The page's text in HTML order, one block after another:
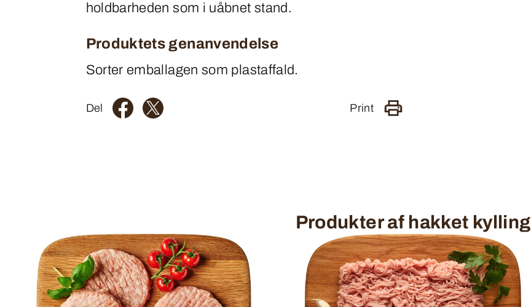
holdbarheden som i uåbnet stand.
Produktets genanvendelse
Sorter emballagen som plastaffald.
Del Print
Produkter af hakket kylling